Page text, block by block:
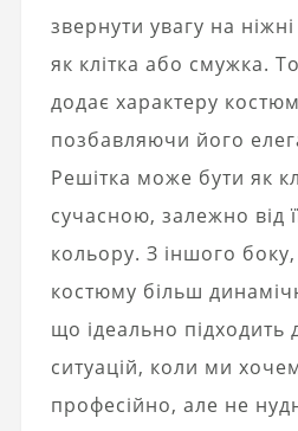
звернути увагу на ніжні
як клітка або смужка.
додає характеру
позбавляючи його
Решітка може бути як
сучасною, залежно від
кольору. З іншого
костюму більш
що ідеально підходить
ситуацій, коли ми
професійно, але не